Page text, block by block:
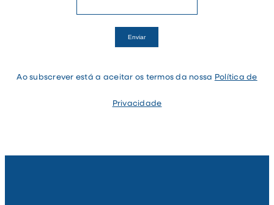
leave
this
Enviar
Ao subscrever está a aceitar os termos da nossa Política de
Privacidade